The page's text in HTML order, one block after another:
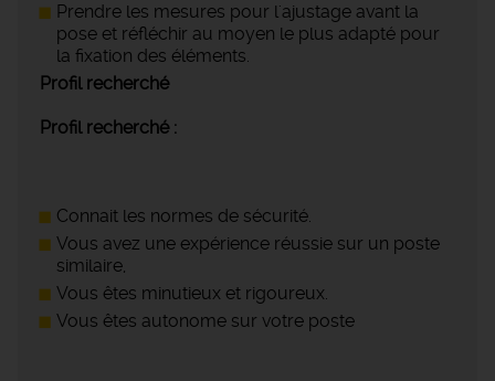
Prendre les mesures pour l'ajustage avant la
pose et réfléchir au moyen le plus adapté pour
la fixation des éléments.
Profil recherché
Profil recherché :
Connait les normes de sécurité.
Vous avez une expérience réussie sur un poste
similaire,
Vous êtes minutieux et rigoureux.
Vous êtes autonome sur votre poste